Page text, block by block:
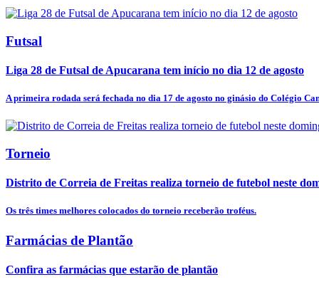
Futsal
Liga 28 de Futsal de Apucarana tem início no dia 12 de agosto
A primeira rodada será fechada no dia 17 de agosto no ginásio do Colégio
Torneio
Distrito de Correia de Freitas realiza torneio de futebol neste
Os três times melhores colocados do torneio receberão troféus.
Farmácias de Plantão
Confira as farmácias que estarão de plantão